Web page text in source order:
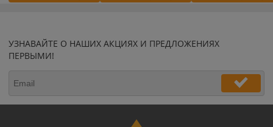
УЗНАВАЙТЕ О НАШИХ АКЦИЯХ И ПРЕДЛОЖЕНИЯХ
ПЕРВЫМИ!